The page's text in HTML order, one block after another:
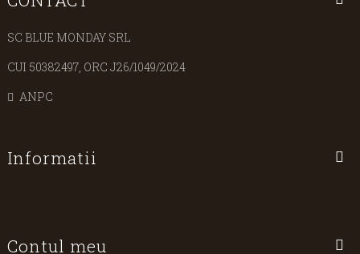
SC BLUE MONDAY SRL
CUI 50382497, ORC J26/1049/2024
ANPC
Informatii
Contul meu